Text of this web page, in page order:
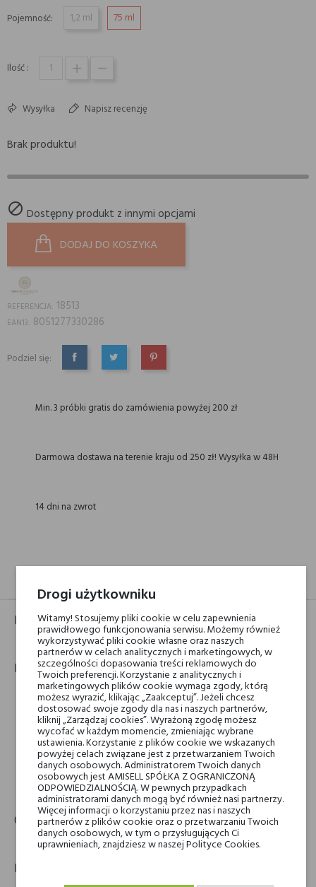
Pojemność: 1,2 ml 75 ml
Ilość :
Wysyłka Napisz recenzję
Brak produktu!
 Dostępny produkt z innymi opcjami
DODAJ DO KOSZYKA
REFERENCJA: 18513
EAN13: 8051277330286
Podziel się:
UDOSTĘPNIJTWEETUJPINTEREST
Min. 3 próbki gratis do zamówienia powyżej 200 zł
Darmowa dostawa na terenie kraju od 250 zł! Wysyłka w 48H
14 dni na zwrot
Identyfikator
Ean:8051277330286
Dane kontaktowe:
Moresque
Moresque
HIC BEAUTY S.r.l
Via Privata Cadore 10
20098 San Giuliano Milanese (MI)
emailcustomer@moresqueparfumshop.com
Gwarancja
12m
Dodatkowe linki:
Drogi użytkowniku
Witamy! Stosujemy pliki cookie w celu zapewnienia
prawidłowego funkcjonowania serwisu. Możemy również
wykorzystywać pliki cookie własne oraz naszych
partnerów w celach analitycznych i marketingowych, w
szczególności dopasowania treści reklamowych do
Twoich preferencji. Korzystanie z analitycznych i
marketingowych plików cookie wymaga zgody, którą
możesz wyrazić, klikając „Zaakceptuj”. Jeżeli chcesz
dostosować swoje zgody dla nas i naszych partnerów,
kliknij „Zarządzaj cookies”. Wyrażoną zgodę możesz
wycofać w każdym momencie, zmieniając wybrane
ustawienia. Korzystanie z plików cookie we wskazanych
powyżej celach związane jest z przetwarzaniem Twoich
danych osobowych. Administratorem Twoich danych
osobowych jest AMISELL SPÓŁKA Z OGRANICZONĄ
ODPOWIEDZIALNOŚCIĄ. W pewnych przypadkach
administratorami danych mogą być również nasi partnerzy.
Więcej informacji o korzystaniu przez nas i naszych
partnerów z plików cookie oraz o przetwarzaniu Twoich
danych osobowych, w tym o przysługujących Ci
uprawnieniach, znajdziesz w naszej Polityce Cookies.